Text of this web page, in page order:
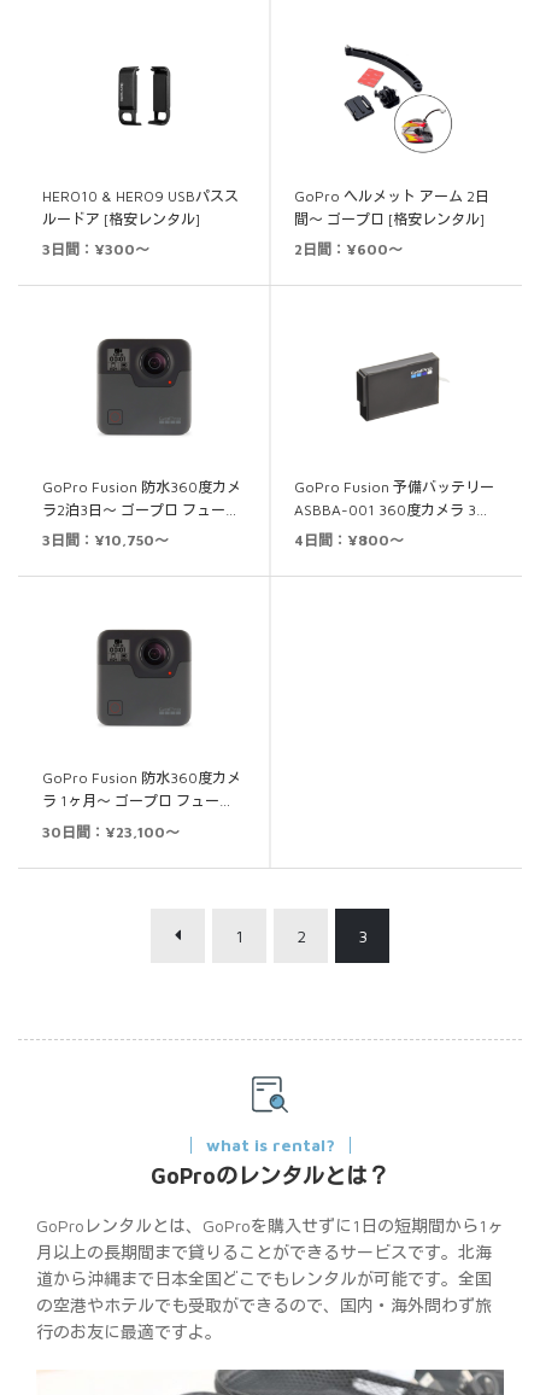
HERO10 & HERO9 USBパスス
ルードア [格安レンタル]
3日間：¥300～
GoPro ヘルメット アーム 2日
間～ ゴープロ [格安レンタル]
2日間：¥600～
GoPro Fusion 防水360度カメ
ラ2泊3日～ ゴープロ フュー…
3日間：¥10,750～
GoPro Fusion 予備バッテリー
ASBBA-001 360度カメラ 3…
4日間：¥800～
GoPro Fusion 防水360度カメ
ラ 1ヶ月～ ゴープロ フュー…
30日間：¥23,100～
1 2 3
what is rental?
GoProのレンタルとは？
GoProレンタルとは、GoProを購入せずに1日の短期間から1ヶ
月以上の長期間まで貸りることができるサービスです。北海
道から沖縄まで日本全国どこでもレンタルが可能です。全国
の空港やホテルでも受取ができるので、国内・海外問わず旅
行のお友に最適ですよ。